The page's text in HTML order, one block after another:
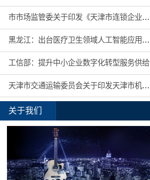
市市场监管委关于印发《天津市连锁企业食品经营许可“先证后核”信用承诺审批实施办法》的通知
黑龙江：出台医疗卫生领域人工智能应用工作实施方案
工信部：提升中小企业数字化转型服务供给
天津市交通运输委员会关于印发天津市机动车驾驶员培训机构及教练员综合信用评价管理办法的通知
关于我们